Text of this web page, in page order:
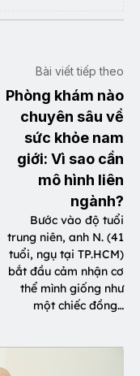
Bài viết tiếp theo
Phòng khám nào
chuyên sâu về
sức khỏe nam
giới: Vì sao cần
mô hình liên
ngành?
Bước vào độ tuổi
trung niên, anh N. (41
tuổi, ngụ tại TP.HCM)
bắt đầu cảm nhận cơ
thể mình giống như
một chiếc đồng…